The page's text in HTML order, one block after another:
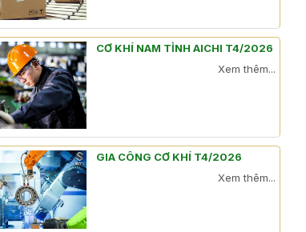
CƠ KHÍ NAM TỈNH AICHI T4/2026
Xem thêm...
GIA CÔNG CƠ KHÍ T4/2026
Xem thêm...